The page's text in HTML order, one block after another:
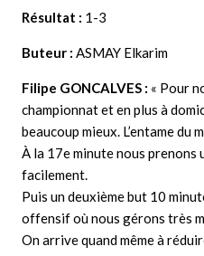
Résultat : 1-3
Buteur : ASMAY Elkarim
Filipe GONCALVES : « Pour
championnat et en plus à
beaucoup mieux. L’entame du
À la 17e minute nous prenons
facilement.
Puis un deuxième but 10
offensif où nous gérons très
On arrive quand même à